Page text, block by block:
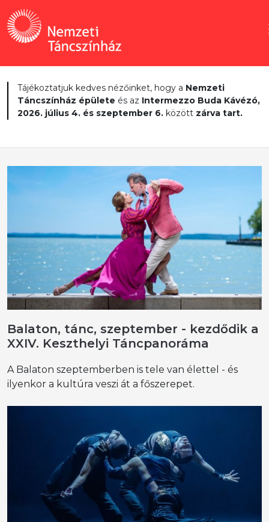
Tájékoztatjuk kedves nézőinket, hogy a Nemzeti
Táncszínház épülete és az Intermezzo Buda Kávézó,
2026. július 4. és szeptember 6. között zárva tart.
Balaton, tánc, szeptember - kezdődik a
XXIV. Keszthelyi Táncpanoráma
A Balaton szeptemberben is tele van élettel - és
ilyenkor a kultúra veszi át a főszerepet.